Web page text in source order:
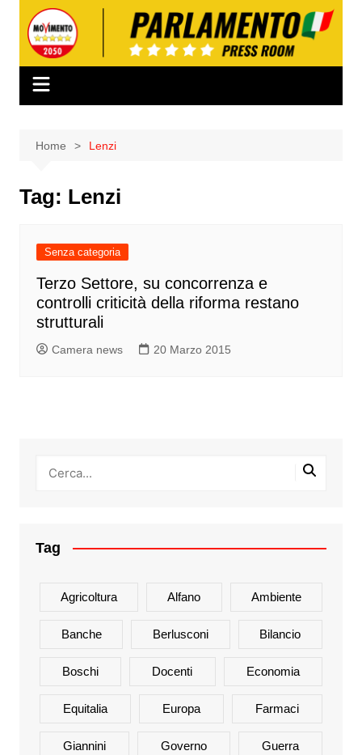
contenuto
Home Lenzi
Tag: Lenzi
Senza categoria
Terzo Settore, su concorrenza e
controlli criticità della riforma restano
strutturali
Camera news 20 Marzo 2015
Tag
Agricoltura Alfano Ambiente
Banche Berlusconi Bilancio
Boschi Docenti Economia
Equitalia Europa Farmaci
Giannini Governo Guerra